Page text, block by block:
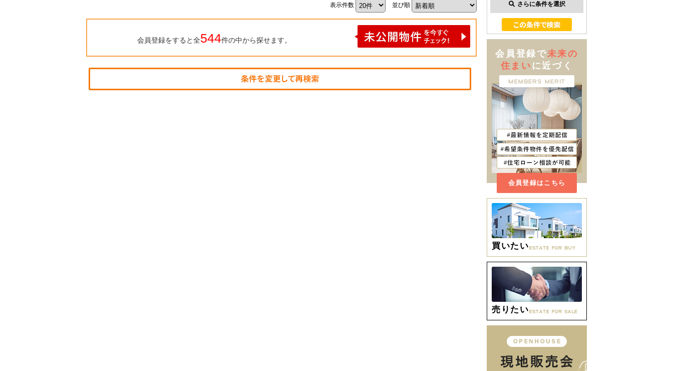
表示件数 並び順
会員登録をすると全544件の中から探せます。
さらに条件を選択
会員登録で未来の
住まい に近づく
会員登録はこちら
買いたい
売りたい